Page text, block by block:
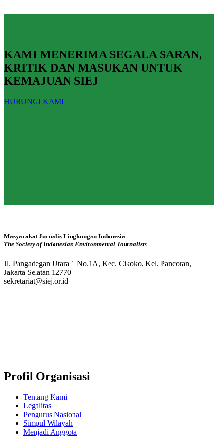
KAMI MENERIMA SEGALA SARAN,
KRITIK DAN MASUKAN UNTUK
KEMAJUAN SIEJ
HUBUNGI KAMI
Masyarakat Jurnalis Lingkungan Indonesia
The Society of Indonesian Environmental Journalists
Jl. Pangadegan Utara 1 No.1A, Kec. Cikoko, Kel. Pancoran,
Jakarta Selatan 12770
sekretariat@siej.or.id
Profil Organisasi
Tentang Kami
Legalitas
Pengurus Nasional
Simpul Wilayah
Menjadi Anggota